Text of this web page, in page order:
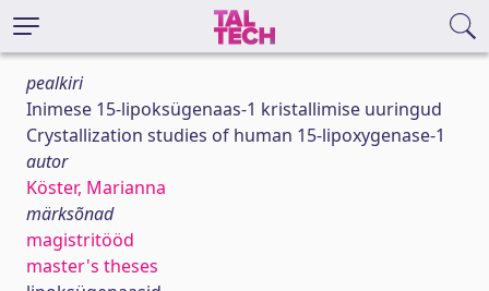
pealkiri
Inimese 15-lipoksügenaas-1 kristallimise uuringud
Crystallization studies of human 15-lipoxygenase-1
autor
Köster, Marianna
märksõnad
magistritööd
master's theses